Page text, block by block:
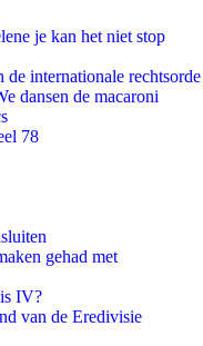
je kan het niet stop
internationale rechtsorde
dansen de macaroni
78
gehad met
IV?
van de Eredivisie